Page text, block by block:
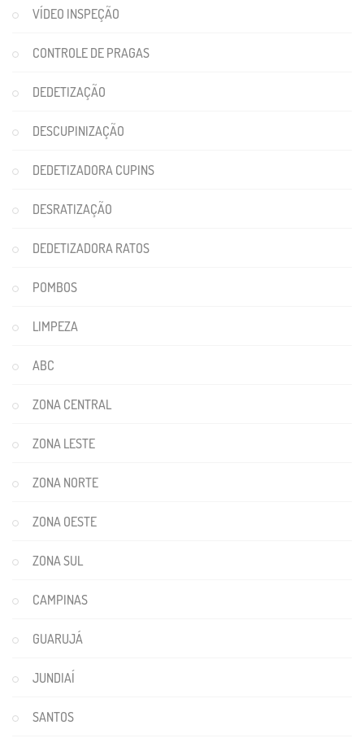
VÍDEO INSPEÇÃO
CONTROLE DE PRAGAS
DEDETIZAÇÃO
DESCUPINIZAÇÃO
DEDETIZADORA CUPINS
DESRATIZAÇÃO
DEDETIZADORA RATOS
POMBOS
LIMPEZA
ABC
ZONA CENTRAL
ZONA LESTE
ZONA NORTE
ZONA OESTE
ZONA SUL
CAMPINAS
GUARUJÁ
JUNDIAÍ
SANTOS